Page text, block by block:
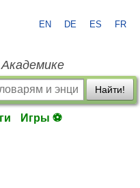
EN DE ES FR
Найти!
Игры ⚽